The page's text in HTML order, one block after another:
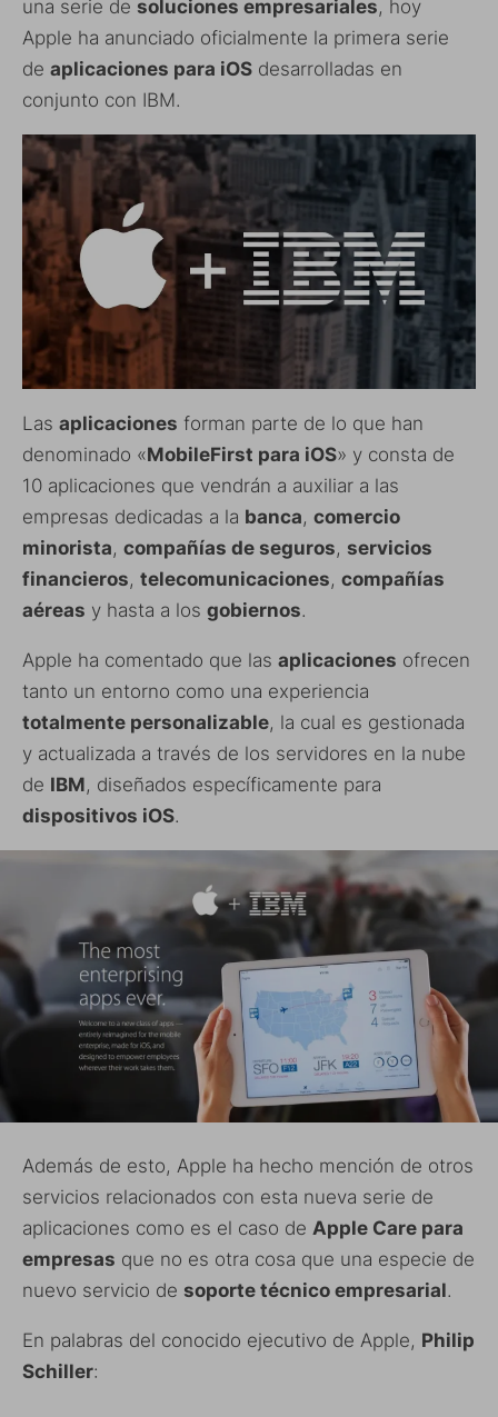
una serie de soluciones empresariales, hoy
Apple ha anunciado oficialmente la primera serie
de aplicaciones para iOS desarrolladas en
conjunto con IBM.
Las aplicaciones forman parte de lo que han
denominado «MobileFirst para iOS» y consta de
10 aplicaciones que vendrán a auxiliar a las
empresas dedicadas a la banca, comercio
minorista, compañías de seguros, servicios
financieros, telecomunicaciones, compañías
aéreas y hasta a los gobiernos.
Apple ha comentado que las aplicaciones ofrecen
tanto un entorno como una experiencia
totalmente personalizable, la cual es gestionada
y actualizada a través de los servidores en la nube
de IBM, diseñados específicamente para
dispositivos iOS.
Además de esto, Apple ha hecho mención de otros
servicios relacionados con esta nueva serie de
aplicaciones como es el caso de Apple Care para
empresas que no es otra cosa que una especie de
nuevo servicio de soporte técnico empresarial.
En palabras del conocido ejecutivo de Apple, Philip
Schiller: